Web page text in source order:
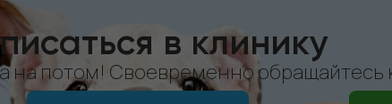
в клинику
на потом! Своевременно обращайтесь